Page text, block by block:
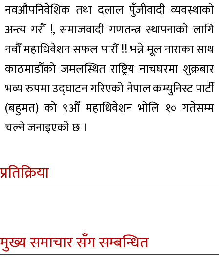
नवऔपनिवेशिक तथा दलाल पुँजीवादी व्यवस्थाको
अन्त्य गरौँ !, समाजवादी गणतन्त्र स्थापनाको लागि
नवौँ महाधिवेशन सफल पारौँ !! भन्ने मूल नाराका साथ
काठमाडौँको जमलस्थित राष्ट्रिय नाचघरमा शुक्रबार
भव्य रुपमा उद्घाटन गरिएको नेपाल कम्युनिस्ट पार्टी
(बहुमत) को ९औँ महाधिवेशन भोलि १० गतेसम्म
चल्ने जनाइएको छ ।
प्रतिक्रिया
मुख्य समाचार सँग सम्बन्धित